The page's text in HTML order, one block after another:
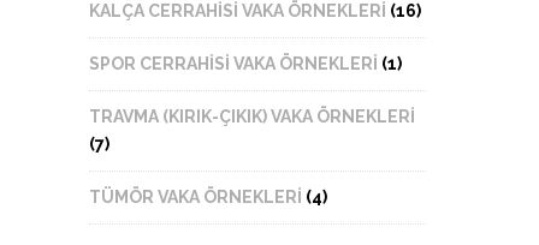
KALÇA CERRAHİSİ VAKA ÖRNEKLERİ (16)
SPOR CERRAHİSİ VAKA ÖRNEKLERİ (1)
TRAVMA (KIRIK-ÇIKIK) VAKA ÖRNEKLERİ
(7)
TÜMÖR VAKA ÖRNEKLERİ (4)